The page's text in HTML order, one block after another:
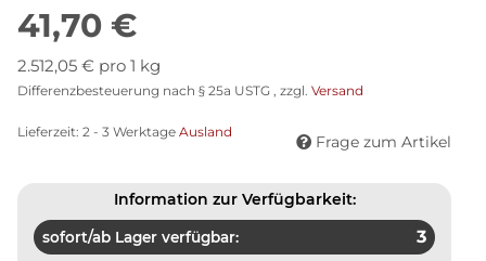
41,70 €
2.512,05 € pro 1 kg
Differenzbesteuerung nach § 25a USTG , zzgl. Versand
Lieferzeit: 2 - 3 Werktage Ausland
Frage zum Artikel
Information zur Verfügbarkeit:
sofort/ab Lager verfügbar: 3